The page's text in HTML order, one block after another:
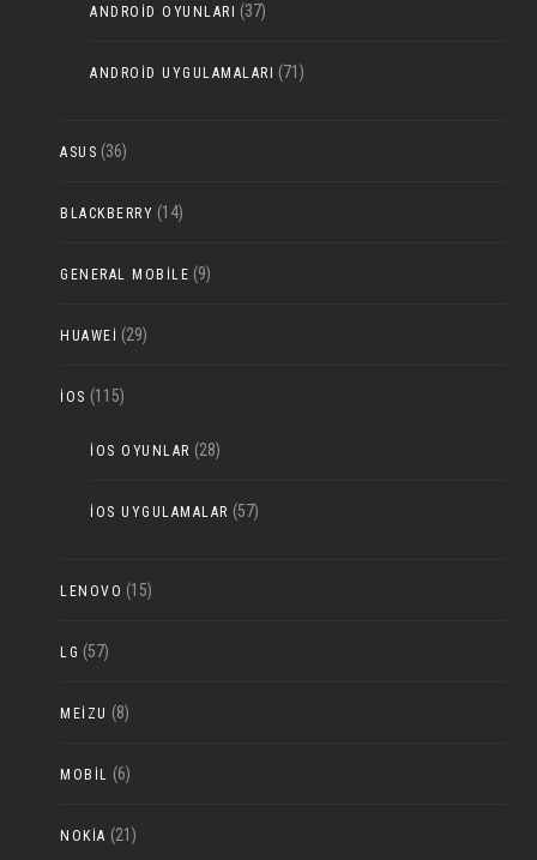
ANDROID OYUNLARI (37)
ANDROID UYGULAMALARI (71)
ASUS (36)
BLACKBERRY (14)
GENERAL MOBILE (9)
HUAWEI (29)
IOS (115)
IOS OYUNLAR (28)
IOS UYGULAMALAR (57)
LENOVO (15)
LG (57)
MEIZU (8)
MOBIL (6)
NOKIA (21)